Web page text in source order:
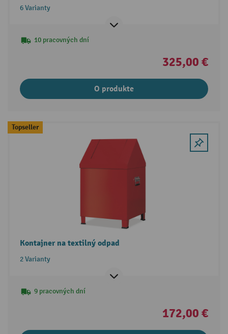
okrúhle veko
6 Varianty
10 pracovných dní
325,00 €
O produkte
Topseller
Kontajner na textilný odpad
2 Varianty
9 pracovných dní
172,00 €